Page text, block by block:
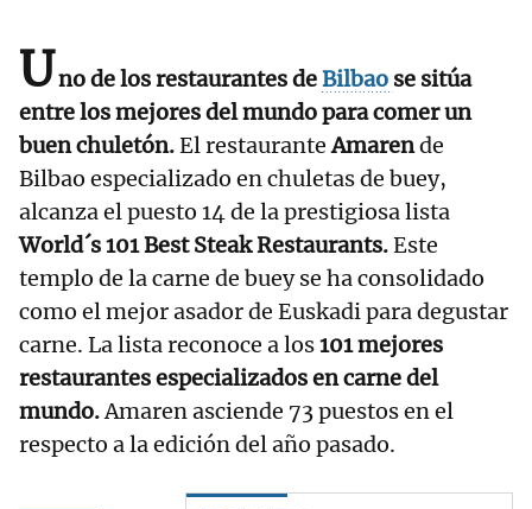
Uno de los restaurantes deBilbao se sitúa
entre los mejores del mundo para comer un
buen chuletón.El restauranteAmarende
Bilbao especializado en chuletas de buey,
alcanza el puesto 14 de la prestigiosa lista
World´s 101 Best Steak Restaurants.Este
templo de la carne de buey se ha consolidado
como el mejor asador de Euskadi para degustar
carne. La lista reconoce a los101 mejores
restaurantes especializados en carne del
mundo.Amaren asciende 73 puestos en el
respecto a la edición del año pasado.